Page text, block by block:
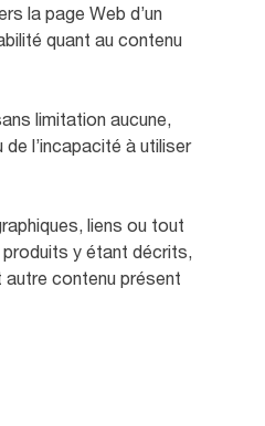
la page Web d’un
quant au contenu
limitation aucune,
l’incapacité à utiliser
liens ou tout
y étant décrits,
contenu présent